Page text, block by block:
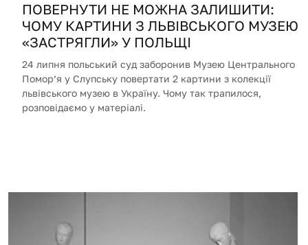
ПОВЕРНУТИ НЕ МОЖНА ЗАЛИШИТИ:
ЧОМУ КАРТИНИ З ЛЬВІВСЬКОГО МУЗЕЮ
«ЗАСТРЯГЛИ» У ПОЛЬЩІ
24 липня польський суд заборонив Музею Центрального
Помор’я у Слупську повертати 2 картини з колекції
львівського музею в Україну. Чому так трапилося,
розповідаємо у матеріалі.